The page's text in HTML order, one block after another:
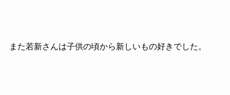
また若新さんは子供の頃から新しいもの好きでした。